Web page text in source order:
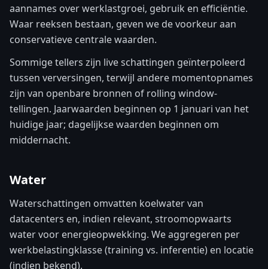
aannames over werklastgroei, gebruik en efficiëntie.
Waar reeksen bestaan, geven we de voorkeur aan
conservatieve centrale waarden.
Sommige tellers zijn live schattingen geïnterpoleerd
tussen verversingen, terwijl andere momentopnames
zijn van openbare bronnen of rolling window-
tellingen. Jaarwaarden beginnen op 1 januari van het
huidige jaar; dagelijkse waarden beginnen om
middernacht.
Water
Waterschattingen omvatten koelwater van
datacenters en, indien relevant, stroomopwaarts
water voor energieopwekking. We aggregeren per
werkbelastingklasse (training vs. inferentie) en locatie
(indien bekend).